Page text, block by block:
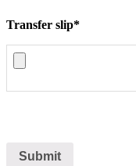
Transfer slip*
Submit